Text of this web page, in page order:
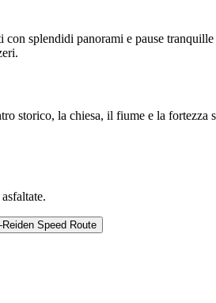
splendidi panorami e pause
storico, la chiesa, il fiume e la
Speed Route